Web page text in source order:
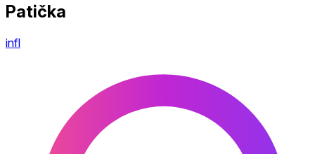
Patička
infl